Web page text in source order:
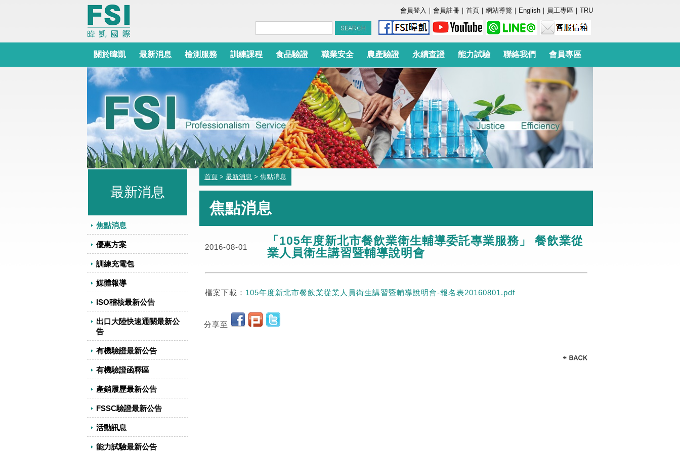
會員登入 ｜ 會員註冊 ｜ 首頁 ｜ 網站導覽 ｜ English ｜ 員工專區 ｜ TRU
關於暐凱 最新消息 檢測服務 訓練課程 食品驗證 職業安全 農產驗證 永續查證 能力試驗 聯絡我們 會員專區
最新消息
焦點消息
優惠方案
訓練充電包
媒體報導
ISO稽核最新公告
出口大陸快速通關最新公
告
有機驗證最新公告
有機驗證函釋區
產銷履歷最新公告
FSSC驗證最新公告
活動訊息
能力試驗最新公告
首頁 > 最新消息 > 焦點消息
焦點消息
2016-08-01
「105年度新北市餐飲業衛生輔導委託專業服務」 餐飲業從
業人員衛生講習暨輔導說明會
檔案下載： 105年度新北市餐飲業從業人員衛生講習暨輔導說明會-報名表20160801.pdf
分享至